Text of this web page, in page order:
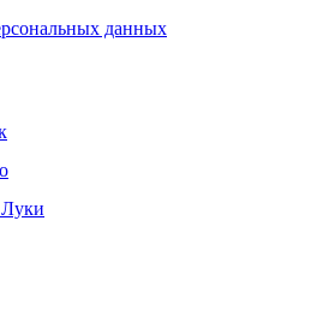
данных